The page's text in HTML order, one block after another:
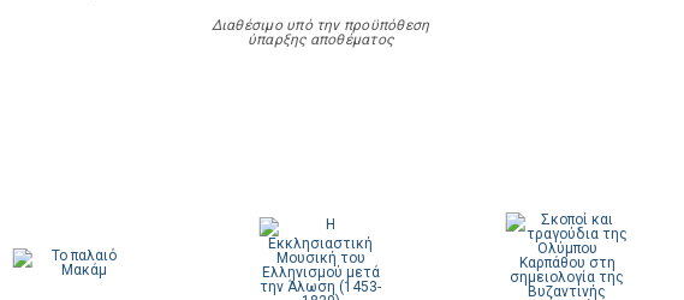
Διαθέσιμο υπό την προϋπόθεση
ύπαρξης αποθέματος